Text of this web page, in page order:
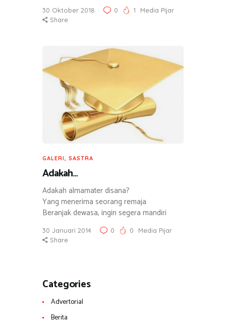
30 Oktober 2018 0 1
Media Pijar
Share
GALERI SASTRA
Adakah…
Adakah almamater disana?
Yang menerima seorang remaja
Beranjak dewasa, ingin segera mandiri
30 Januari 2014 0 0
Media Pijar
Share
Categories
Advertorial
Berita